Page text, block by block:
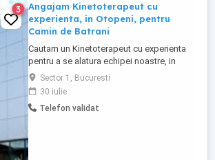
3
Angajam Kinetoterapeut cu
experienta, in Otopeni, pentru
Camin de Batrani
Cautam un Kinetoterapeut cu experienta
pentru a se alatura echipei noastre, in
cadrul Centrului de Asistenta Medicala,
Recuperare si Ingrijire Persoane Varstnice
din OTOPENI. Candidatul ideal va fi o
persoana dedicata, cu pasiune pentru
Sector 1, Bucuresti
30 iulie
Telefon validat